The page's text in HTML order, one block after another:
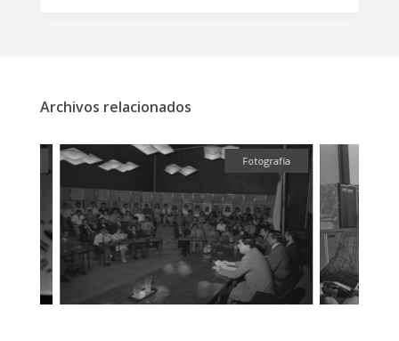
Archivos relacionados
Fotografía